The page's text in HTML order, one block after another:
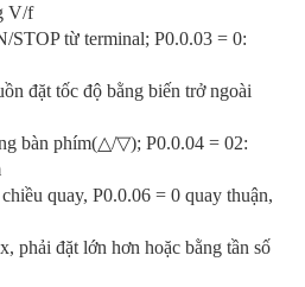
V/f
STOP từ terminal; P0.0.03 = 0:
tốc độ bằng biến trở ngoài
△/▽); P0.0.04 = 02:
quay, P0.0.06 = 0 quay thuận,
phải đặt lớn hơn hoặc bằng tần số